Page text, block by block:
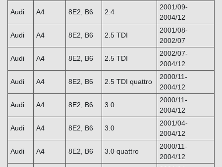
Audi A4 8E2, B6 2.4
2001/09-
2004/12
Audi A4 8E2, B6 2.5 TDI
2001/08-
2002/07
Audi A4 8E2, B6 2.5 TDI
2002/07-
2004/12
Audi A4 8E2, B6 2.5 TDI quattro
2000/11-
2004/12
Audi A4 8E2, B6 3.0
2000/11-
2004/12
Audi A4 8E2, B6 3.0
2001/04-
2004/12
Audi A4 8E2, B6 3.0 quattro
2000/11-
2004/12